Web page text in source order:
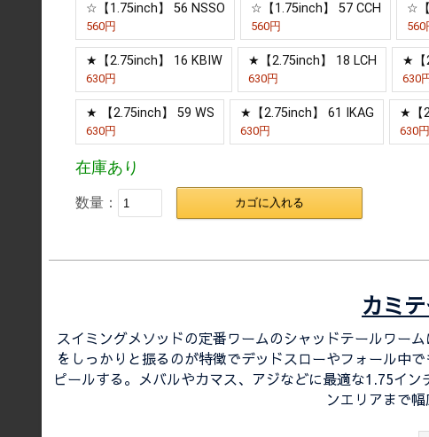
☆【1.75inch】 56 NSSO
560円
☆【1.75inch】 57 CCH
560円
☆
560
★【2.75inch】 16 KBIW
630円
★【2.75inch】 18 LCH
630円
★【
630
★ 【2.75inch】 59 WS
630円
★【2.75inch】 61 IKAG
630円
★【
630円
在庫あり
数量： カゴに入れる
カミ
スイミングメソッドの定番ワームのシャッドテールワー
をしっかりと振るのが特徴でデッドスローやフォール中
ピールする。メバルやカマス、アジなどに最適な1.75イ
ンエリアまで